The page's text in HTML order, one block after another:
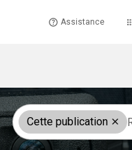
Assistance
Cette publication